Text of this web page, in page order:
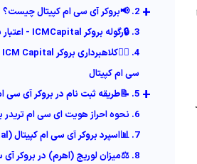
تا
2. 📢بروکر آی سی ام کپیتال چیست؟ +
3. 🔒رگوله بروکر ICMCapital - اعتبار بروکر آی سی ام کپیتال
سی ام کپیتال
5. 📝طریقه ثبت نام در بروکر آی سی ام کپیتال +
6. نحوه احراز هویت ای سی ام تریدر برای افتتاح حساب واقعی
7. 📊اسپرد بروکر آی سی ام کپیتال (ICM Capital)